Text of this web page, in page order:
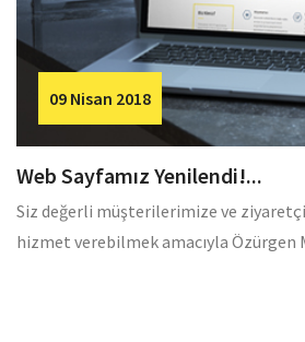
09 Nisan 2018
Web Sayfamız Yenilendi!...
Siz değerli müşterilerimize ve
hizmet verebilmek amacıyla Özürgen